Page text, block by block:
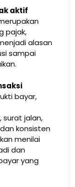
aktif
pajak,
alasan
sampai
bayar,
surat jalan,
konsisten
menilai
dan
yang